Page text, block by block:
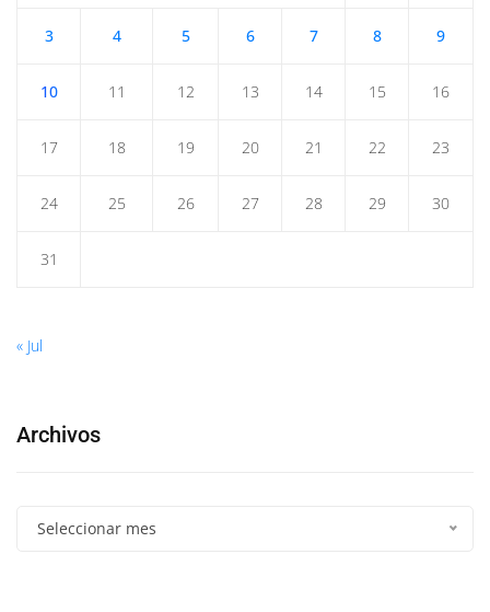
3 4 5 6 7 8 9
10 11 12 13 14 15 16
17 18 19 20 21 22 23
24 25 26 27 28 29 30
31
« Jul
Archivos
Seleccionar mes